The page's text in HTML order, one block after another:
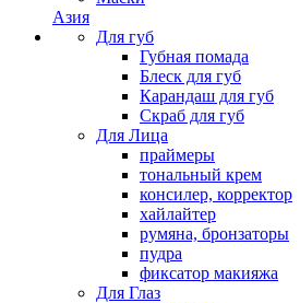
Азия
Для губ
Губная помада
Блеск для губ
Карандаш для губ
Скраб для губ
Для Лица
праймеры
тональный крем
консилер, корректор
хайлайтер
румяна, бронзаторы
пудра
фиксатор макияжа
Для Глаз